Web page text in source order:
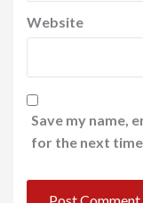
Website
Save my name,
for the next